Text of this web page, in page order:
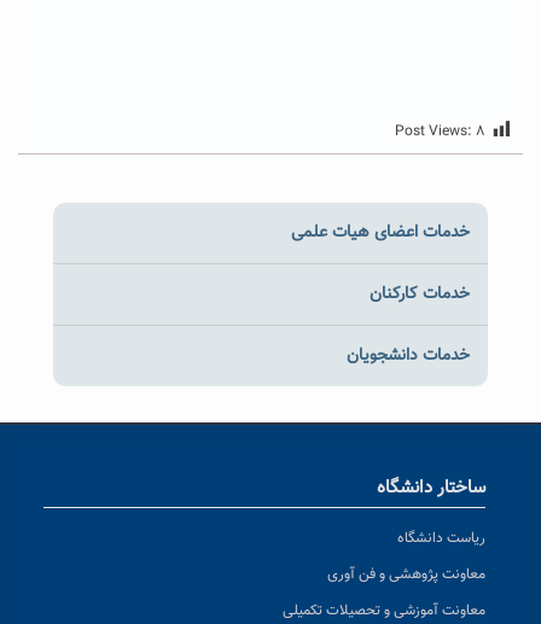
Post Views: ۸
خدمات اعضای هیات علمی
خدمات کارکنان
خدمات دانشجویان
ساختار دانشگاه
ریاست دانشگاه
معاونت پژوهشی و فن آوری
معاونت آموزشی و تحصیلات تکمیلی